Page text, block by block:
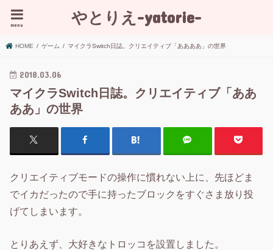
やとりえ-yatorie-
menu
HOME ゲーム マイクラSwitch日誌。クリエイティブ「ああああ」の世界
2018.03.06
マイクラSwitch日誌。クリエイティブ「ああ
ああ」の世界
クリエイティブモードの操作に慣れない上に、先ほどま
でイカだったので手に持ったブロックをすぐさま放り投
げてしまいます。
とりあえず、大好きなトロッコを設置しました。